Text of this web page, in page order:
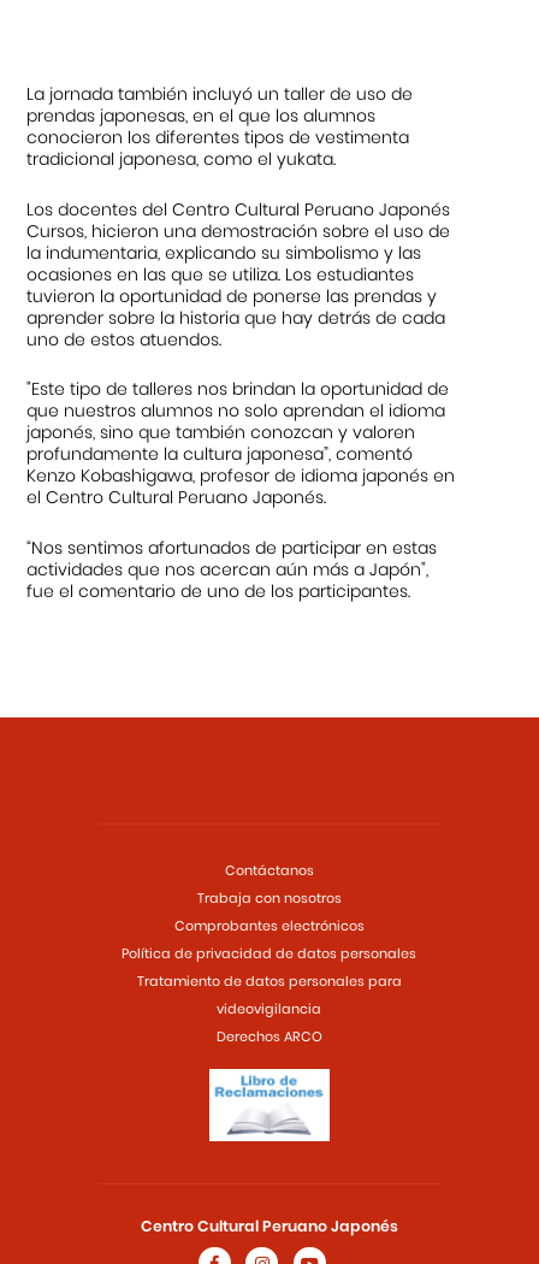
La jornada también incluyó un taller de uso de
prendas japonesas, en el que los alumnos
conocieron los diferentes tipos de vestimenta
tradicional japonesa, como el yukata.
Los docentes del Centro Cultural Peruano Japonés
Cursos, hicieron una demostración sobre el uso de
la indumentaria, explicando su simbolismo y las
ocasiones en las que se utiliza. Los estudiantes
tuvieron la oportunidad de ponerse las prendas y
aprender sobre la historia que hay detrás de cada
uno de estos atuendos.
"Este tipo de talleres nos brindan la oportunidad de
que nuestros alumnos no solo aprendan el idioma
japonés, sino que también conozcan y valoren
profundamente la cultura japonesa”, comentó
Kenzo Kobashigawa, profesor de idioma japonés en
el Centro Cultural Peruano Japonés.
“Nos sentimos afortunados de participar en estas
actividades que nos acercan aún más a Japón",
fue el comentario de uno de los participantes.
Centro Cultural Peruano Japonés
Contáctanos
Trabaja con nosotros
Comprobantes electrónicos
Política de privacidad de datos personales
Tratamiento de datos personales para
videovigilancia
Derechos ARCO